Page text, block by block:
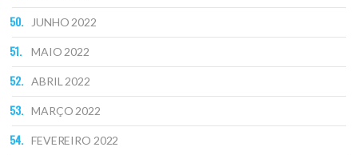
JUNHO 2022
MAIO 2022
ABRIL 2022
MARÇO 2022
FEVEREIRO 2022